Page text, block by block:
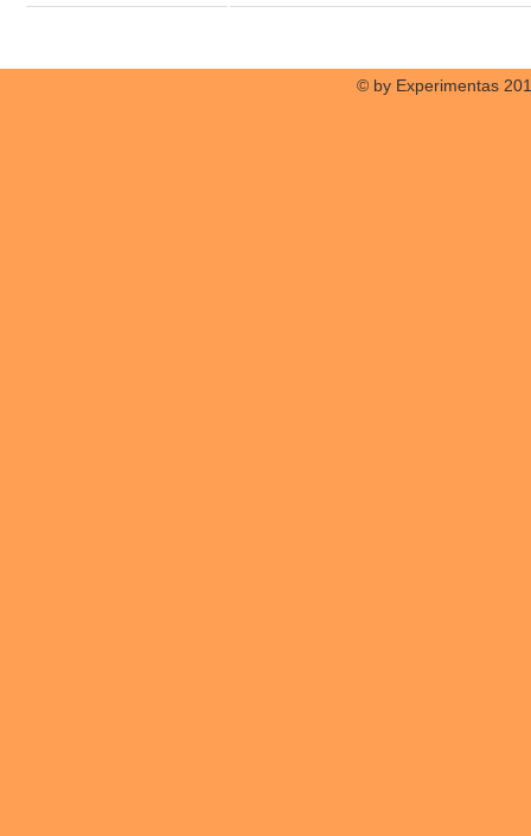
© by Experimentas